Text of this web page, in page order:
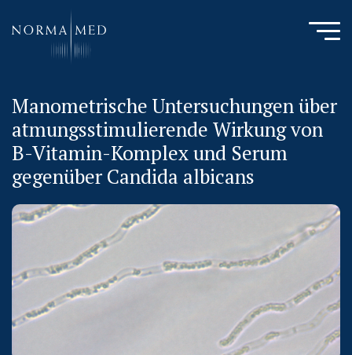
HOME
NEUES ZU SCHLAFSTÖRUNGEN
UNSERE METHODE
URSACHENMEDIZIN
UNSERE CHECK UPS
PUBLIKATIONEN
LITERATURDATENBANK MIKROBIOLOGIE
KONTAKTIEREN SIE UNS
Manometrische Untersuchungen über
atmungsstimulierende Wirkung von
B-Vitamin-Komplex und Serum
gegenüber Candida albicans